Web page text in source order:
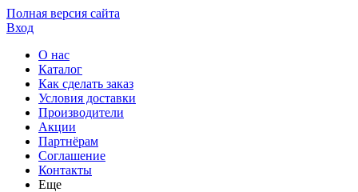
Полная версия сайта
Вход
О нас
Каталог
Как сделать заказ
Условия доставки
Производители
Акции
Партнёрам
Соглашение
Контакты
Еще